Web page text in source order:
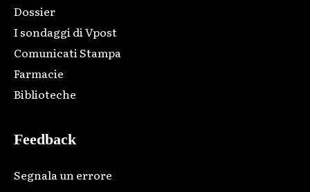
Dossier
I sondaggi di Vpost
Comunicati Stampa
Farmacie
Biblioteche
Feedback
Segnala un errore